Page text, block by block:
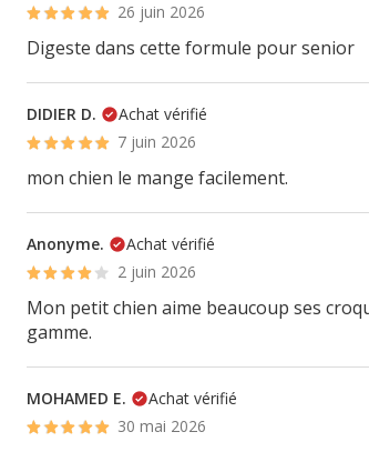
26 juin 2026
Digeste dans cette formule pour senior
DIDIER D.
Achat vérifié
7 juin 2026
mon chien le mange facilement.
Anonyme.
Achat vérifié
2 juin 2026
Mon petit chien aime beaucoup ses
gamme.
MOHAMED E.
Achat vérifié
30 mai 2026